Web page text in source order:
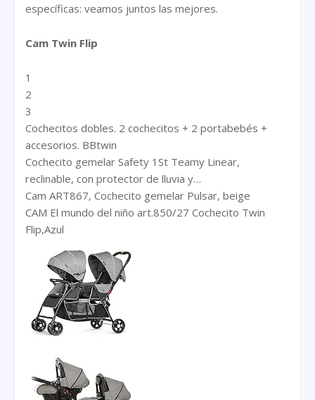
específicas: veamos juntos las mejores.
Cam Twin Flip
1
2
3
Cochecitos dobles. 2 cochecitos + 2 portabebés +
accesorios. BBtwin
Cochecito gemelar Safety 1St Teamy Linear,
reclinable, con protector de lluvia y…
Cam ART867, Cochecito gemelar Pulsar, beige
CAM El mundo del niño art.850/27 Cochecito Twin
Flip,Azul